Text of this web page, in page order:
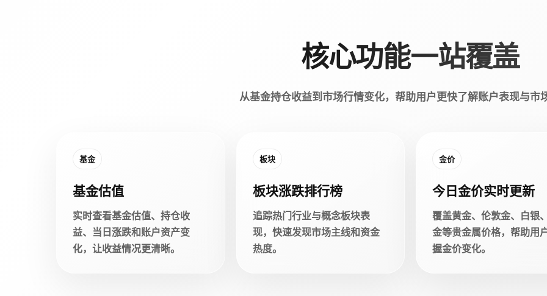
核心功能一站覆盖
从基金持仓收益到市场行情变化，帮助用户更快了解账户表现与市
基金
基金估值
实时查看基金估值、持仓收
益、当日涨跌和账户资产变
化，让收益情况更清晰。
板块
板块涨跌排行榜
追踪热门行业与概念板块表
现，快速发现市场主线和资金
热度。
金价
今日金价实时更新
覆盖黄金、伦敦金、白银
金等贵金属价格，帮助用
握金价变化。